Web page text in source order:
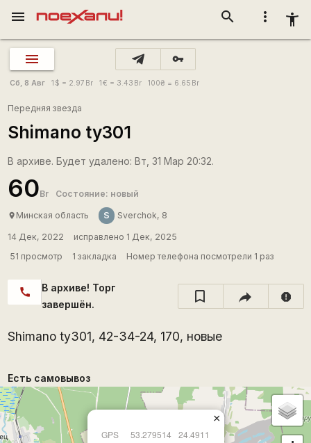
more_vert accessibility_new
search
menu
vpn_key
Сб, 8 Авг 1 $ = 2.97 Br 1€ = 3.43 Br 100₴ = 6.65 Br
Передняя звезда
Shimano ty301
В архиве. Будет удалено: Вт, 31 Мар 20:32.
60Br Состояние: новый
place Минская область S Sverchok, 8
14 Дек, 2022
исправлено 1 Дек, 2025
51 просмотр
1 закладка Номер телефона посмотрели 1 раз
call
В архиве! Торг
завершён.
report
Shimano ty301, 42-34-24, 170, новые
Есть самовывоз
GPS 53.279514 24.4911
×